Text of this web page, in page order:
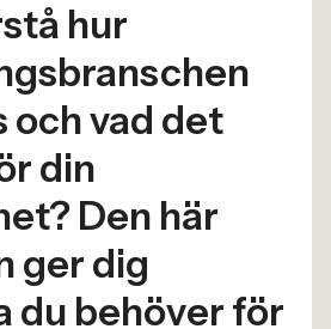
hur
och vad det
din
Den här
ger dig
du behöver för